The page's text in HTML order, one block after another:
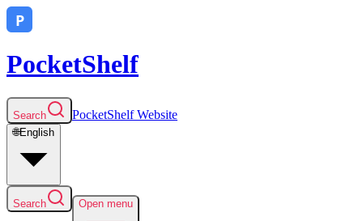
PocketShelf
Search PocketShelfWebsite
🌐English
Search Open menu